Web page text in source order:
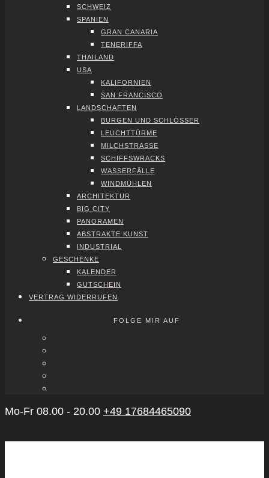
SCHWEIZ
SPA­NI­EN
GRAN CANA­RIA
TENE­RIF­FA
THAI­LAND
USA
KALI­FOR­NI­EN
SAN FRAN­CIS­CO
LAND­SCHAF­TEN
BUR­GEN UND SCHLÖS­SER
LEUCHT­TÜR­ME
MILCH­STRAS­SE
SCHIFFS­WRACKS
WAS­SER­FÄL­LE
WIND­MÜH­LEN
ARCHI­TEK­TUR
BIG CITY
PAN­ORA­MEN
ABS­TRAK­TE KUNST
INDUS­TRI­AL
GESCHEN­KE
KALEN­DER
GUT­SCHEIN
VER­TRAG WIDER­RU­FEN
FOLGE MIR AUF
Mo-Fr 08.00 - 20.00 +49 17684465090